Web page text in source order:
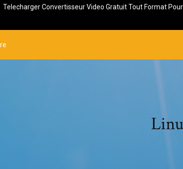
Telecharger Convertisseur Video Gratuit Tout Format